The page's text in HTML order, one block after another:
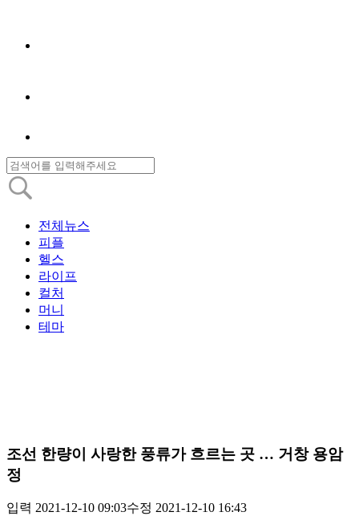
전체뉴스
피플
헬스
라이프
컬처
머니
테마
조선 한량이 사랑한 풍류가 흐르는 곳 … 거창 용암
정
입력 2021-12-10 09:03수정 2021-12-10 16:43